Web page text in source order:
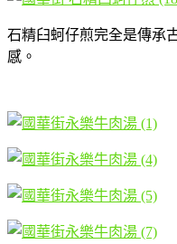
石精臼蚵仔煎完全是傳承
感。